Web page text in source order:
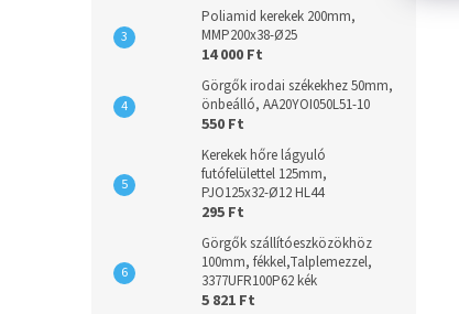
Poliamid kerekek 200mm,
MMP200x38-Ø25
14 000 Ft
Görgők irodai székekhez 50mm,
önbeálló, AA20YOI050L51-10
550 Ft
Kerekek hőre lágyuló
futófelülettel 125mm,
PJO125x32-Ø12 HL44
295 Ft
Görgők szállítóeszközökhöz
100mm, fékkel,Talplemezzel,
3377UFR100P62 kék
5 821 Ft